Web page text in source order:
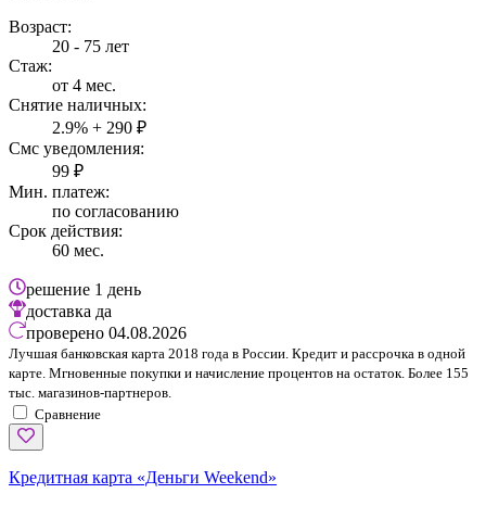
Возраст:
20 - 75 лет
Стаж:
от 4 мес.
Снятие наличных:
2.9% + 290 ₽
Смс уведомления:
99 ₽
Мин. платеж:
по согласованию
Срок действия:
60 мес.
решение 1 день
доставка да
проверено 04.08.2026
Лучшая банковская карта 2018 года в России. Кредит и рассрочка в одной
карте. Мгновенные покупки и начисление процентов на остаток. Более 155
тыс. магазинов-партнеров.
Сравнение
Кредитная карта «Деньги Weekend»